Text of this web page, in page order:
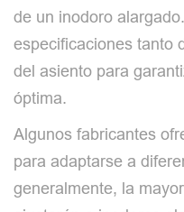
de un inodoro
especificaciones tanto
del asiento para
óptima.
Algunos fabricantes
para adaptarse a
generalmente, la